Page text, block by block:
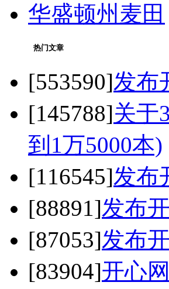
华盛顿州麦田
热门文章
[553590]发布
[145788]关于
到1万5000本)
[116545]发布
[88891]发布
[87053]发布
[83904]开心